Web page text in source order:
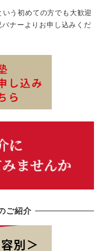
う初めての方でも大歓迎
ナーよりお申し込みくだ
ご紹介